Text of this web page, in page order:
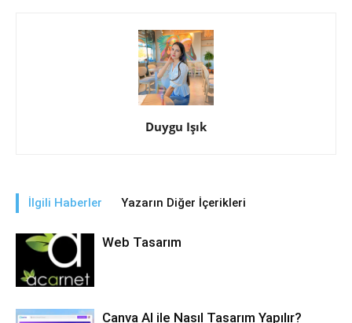
Duygu Işık
İlgili Haberler Yazarın Diğer İçerikleri
Web Tasarım
Canva AI ile Nasıl Tasarım Yapılır?